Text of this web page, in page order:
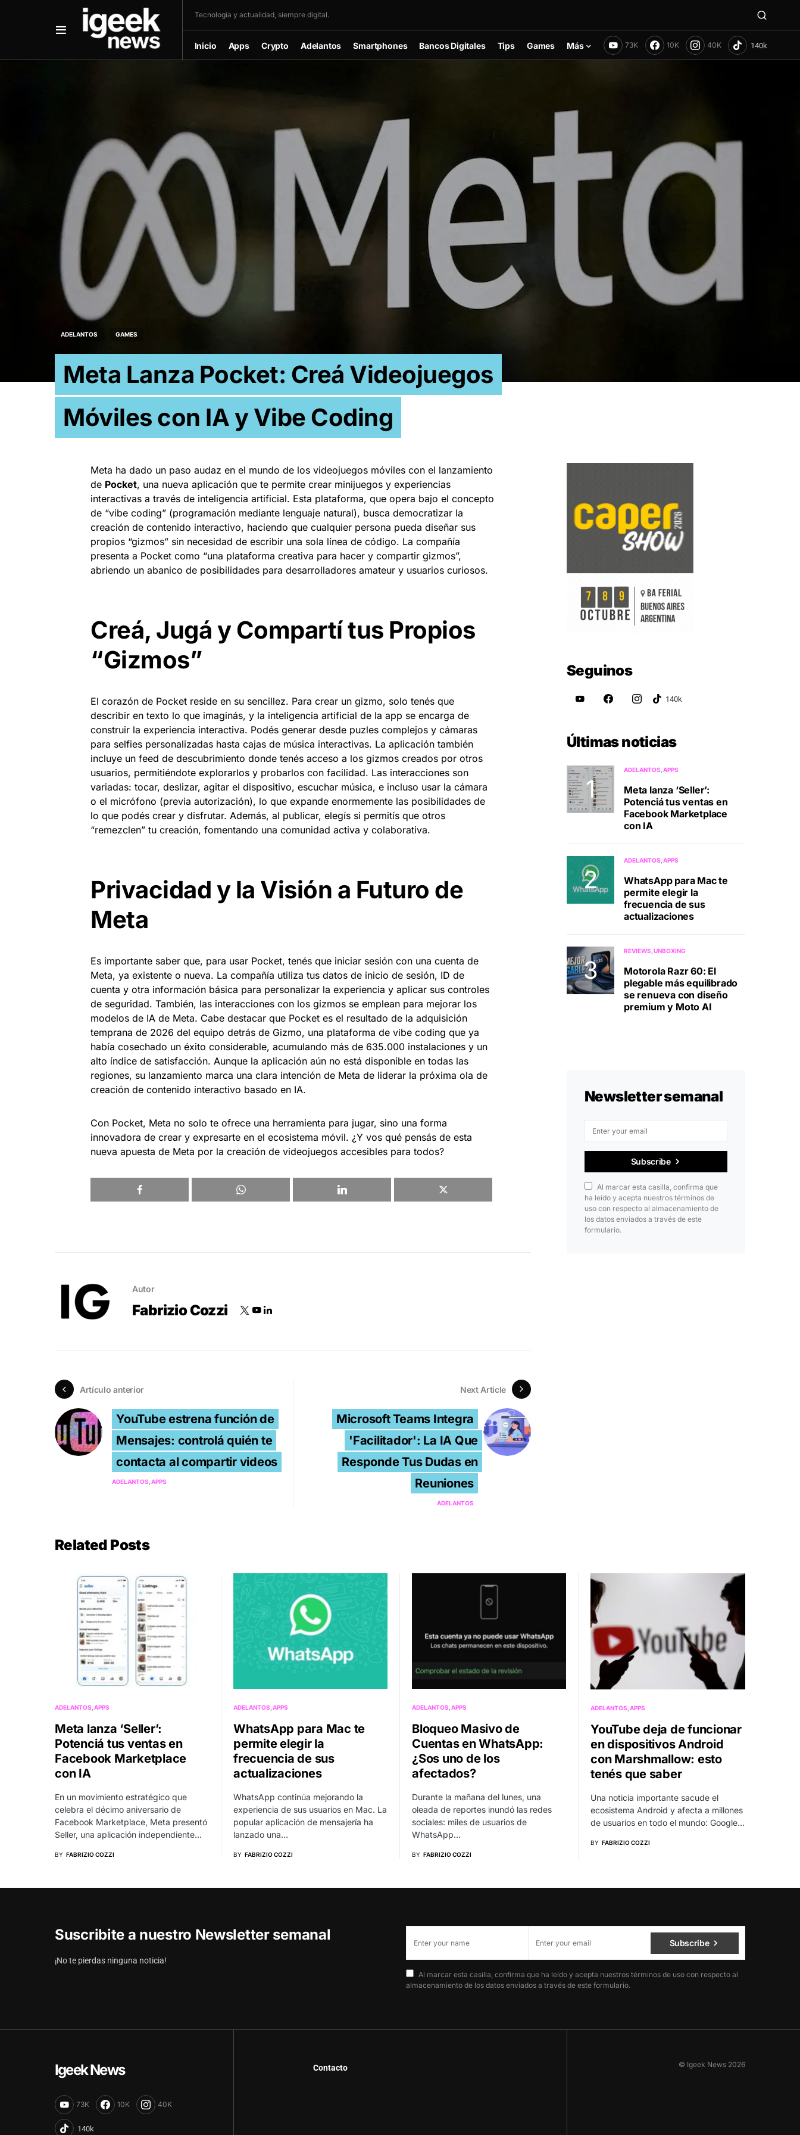
Tecnología y actualidad, siempre digital.
Inicio Apps Crypto Adelantos Smartphones Bancos Digitales Tips Games Más 73K 10K 40K
ADELANTOS GAMES
Meta Lanza Pocket: Creá Videojuegos
Móviles con IA y Vibe Coding
Meta ha dado un paso audaz en el mundo de los videojuegos móviles con el lanzamiento
de Pocket, una nueva aplicación que te permite crear minijuegos y experiencias
interactivas a través de inteligencia artificial. Esta plataforma, que opera bajo el concepto
de “vibe coding” (programación mediante lenguaje natural), busca democratizar la
creación de contenido interactivo, haciendo que cualquier persona pueda diseñar sus
propios “gizmos” sin necesidad de escribir una sola línea de código. La compañía
presenta a Pocket como “una plataforma creativa para hacer y compartir gizmos”,
abriendo un abanico de posibilidades para desarrolladores amateur y usuarios curiosos.
Creá, Jugá y Compartí tus Propios
“Gizmos”
El corazón de Pocket reside en su sencillez. Para crear un gizmo, solo tenés que
describir en texto lo que imaginás, y la inteligencia artificial de la app se encarga de
construir la experiencia interactiva. Podés generar desde puzles complejos y cámaras
para selfies personalizadas hasta cajas de música interactivas. La aplicación también
incluye un feed de descubrimiento donde tenés acceso a los gizmos creados por otros
usuarios, permitiéndote explorarlos y probarlos con facilidad. Las interacciones son
variadas: tocar, deslizar, agitar el dispositivo, escuchar música, e incluso usar la cámara
o el micrófono (previa autorización), lo que expande enormemente las posibilidades de
lo que podés crear y disfrutar. Además, al publicar, elegís si permitís que otros
“remezclen” tu creación, fomentando una comunidad activa y colaborativa.
Privacidad y la Visión a Futuro de
Meta
Es importante saber que, para usar Pocket, tenés que iniciar sesión con una cuenta de
Meta, ya existente o nueva. La compañía utiliza tus datos de inicio de sesión, ID de
cuenta y otra información básica para personalizar la experiencia y aplicar sus controles
de seguridad. También, las interacciones con los gizmos se emplean para mejorar los
modelos de IA de Meta. Cabe destacar que Pocket es el resultado de la adquisición
temprana de 2026 del equipo detrás de Gizmo, una plataforma de vibe coding que ya
había cosechado un éxito considerable, acumulando más de 635.000 instalaciones y un
alto índice de satisfacción. Aunque la aplicación aún no está disponible en todas las
regiones, su lanzamiento marca una clara intención de Meta de liderar la próxima ola de
creación de contenido interactivo basado en IA.
Con Pocket, Meta no solo te ofrece una herramienta para jugar, sino una forma
innovadora de crear y expresarte en el ecosistema móvil. ¿Y vos qué pensás de esta
nueva apuesta de Meta por la creación de videojuegos accesibles para todos?
Autor
Fabrizio Cozzi
Artículo anterior
YouTube estrena función de
Mensajes: controlá quién te
contacta al compartir videos
ADELANTOS APPS
Next Article
Microsoft Teams Integra
'Facilitador': La IA Que
Responde Tus Dudas en
Reuniones
ADELANTOS
Seguinos
Últimas noticias
ADELANTOS APPS
Meta lanza ‘Seller’:
Potenciá tus ventas en
Facebook Marketplace
con IA
ADELANTOS APPS
WhatsApp para Mac te
permite elegir la
frecuencia de sus
actualizaciones
REVIEWS UNBOXING
Motorola Razr 60: El
plegable más equilibrado
se renueva con diseño
premium y Moto AI
Newsletter semanal
Subscribe
Al marcar esta casilla, confirma que
ha leído y acepta nuestros términos de
uso con respecto al almacenamiento de
los datos enviados a través de este
formulario.
Related Posts
ADELANTOS APPS
Meta lanza ‘Seller’:
Potenciá tus ventas en
Facebook Marketplace
con IA
En un movimiento estratégico que
celebra el décimo aniversario de
Facebook Marketplace, Meta presentó
Seller, una aplicación independiente…
BY FABRIZIO COZZI
ADELANTOS APPS
WhatsApp para Mac te
permite elegir la
frecuencia de sus
actualizaciones
WhatsApp continúa mejorando la
experiencia de sus usuarios en Mac. La
popular aplicación de mensajería ha
lanzado una…
BY FABRIZIO COZZI
ADELANTOS APPS
Bloqueo Masivo de
Cuentas en WhatsApp:
¿Sos uno de los
afectados?
Durante la mañana del lunes, una
oleada de reportes inundó las redes
sociales: miles de usuarios de
WhatsApp…
BY FABRIZIO COZZI
ADELANTOS APPS
YouTube deja de funcionar
en dispositivos Android
con Marshmallow: esto
tenés que saber
Una noticia importante sacude el
ecosistema Android y afecta a millones
de usuarios en todo el mundo: Google…
BY FABRIZIO COZZI
Suscribite a nuestro Newsletter semanal
¡No te pierdas ninguna noticia!
Subscribe
Al marcar esta casilla, confirma que ha leído y acepta nuestros términos de uso con respecto al
almacenamiento de los datos enviados a través de este formulario.
Igeek News
73K 10K 40K
Contacto © Igeek News 2026